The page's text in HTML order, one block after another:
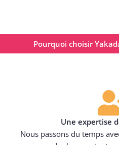
Pourquoi choisir
Une expertise
Nous passons du temps